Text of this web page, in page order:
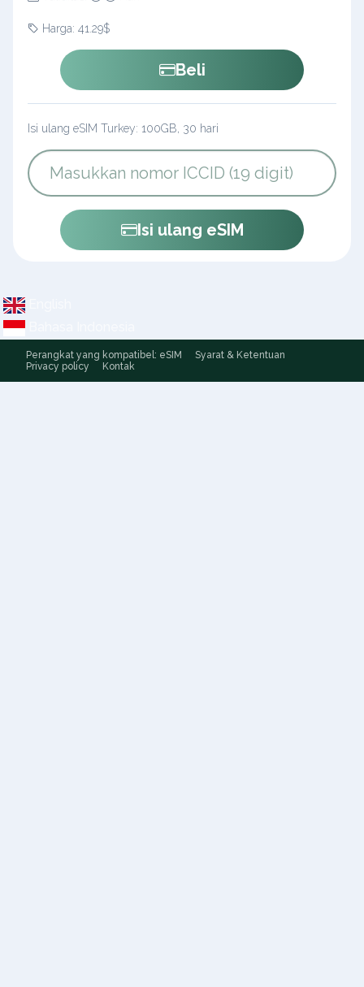
Harga: 41.29$
Beli
Isi ulang eSIM Turkey: 100GB, 30 hari
Isi ulang eSIM
Perangkat yang kompatibel: eSIM
Syarat & Ketentuan
Privacy policy
Kontak